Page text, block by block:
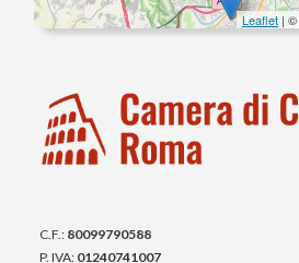
Leaflet | ©
C.F.: 80099790588
P. IVA: 01240741007